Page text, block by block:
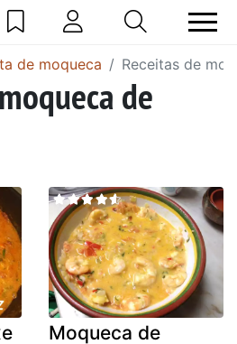
de moqueca Receitas de
de
Moqueca de